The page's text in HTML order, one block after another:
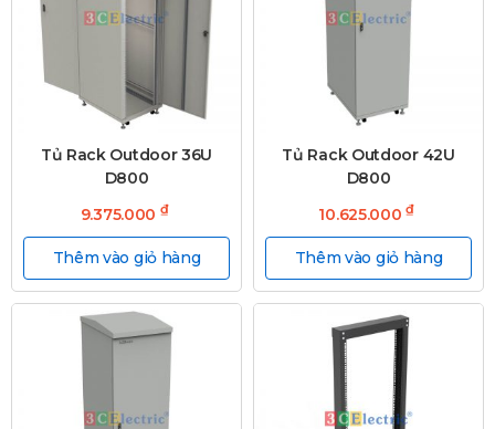
Tủ Rack Outdoor 36U
D800
9.375.000 ₫
Thêm vào giỏ hàng
Tủ Rack Outdoor 42U
D800
10.625.000₫
Thêm vào giỏ hàng